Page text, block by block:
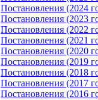
Постановления (2024
Постановления (2023
Постановления (2022
Постановления (2021
Постановления (2020
Постановления (2019
Постановления (2018
Постановления (2017
Постановления (2016